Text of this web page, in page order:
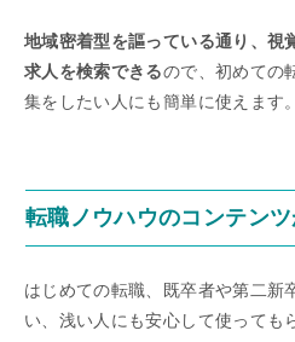
地域密着型を謳っている通り、視
求人を検索できるので、初めての
集をしたい人にも簡単に使えます。
転職ノウハウのコンテン
はじめての転職、既卒者や第二新
い、浅い人にも安心して使っても